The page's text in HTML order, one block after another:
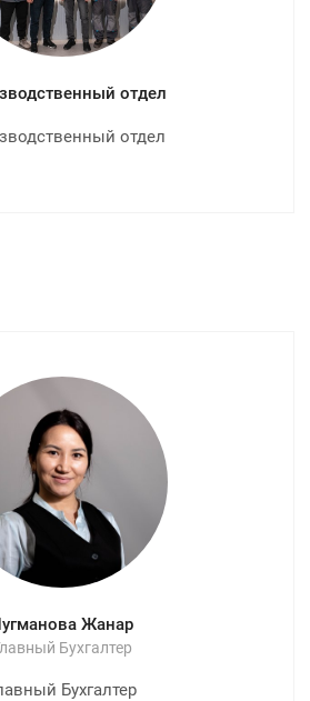
отдел
отдел
Жанар
Бухгалтер
Бухгалтер